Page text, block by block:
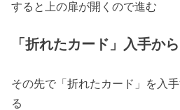
すると上の扉が開くので進む
「折れたカード」入手から
その先で「折れたカード」を入
る